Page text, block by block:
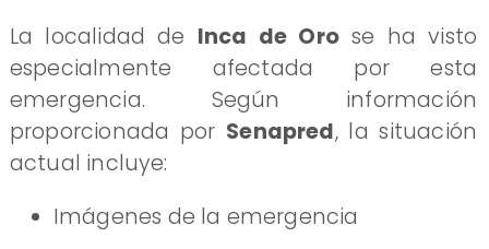
La localidad de Inca de Orose ha visto
especialmente afectada por esta
emergencia. Según información
proporcionada por Senapred, la situación
actual incluye:
Imágenes de la emergencia